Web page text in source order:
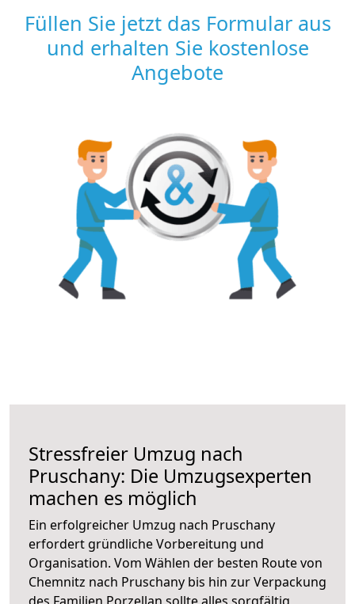
Füllen Sie jetzt das Formular aus
und erhalten Sie kostenlose
Angebote
Stressfreier Umzug nach
Pruschany: Die Umzugsexperten
machen es möglich
Ein erfolgreicher Umzug nach Pruschany
erfordert gründliche Vorbereitung und
Organisation. Vom Wählen der besten Route von
Chemnitz nach Pruschany bis hin zur Verpackung